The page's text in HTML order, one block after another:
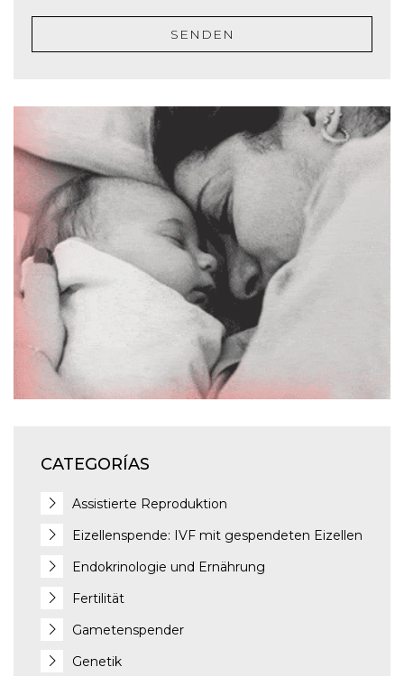
g
t
J
J
J
J
SENDEN
CATEGORÍAS
Assistierte Reproduktion
Eizellenspende: IVF mit gespendeten Eizellen
Endokrinologie und Ernährung
Fertilität
Gametenspender
Genetik